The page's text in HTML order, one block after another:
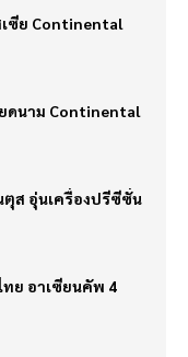
ซีย Continental
ดนาม Continental
ส อุ่นเครื่องปรีซีซั่น
ย อาเซียนคัพ 4